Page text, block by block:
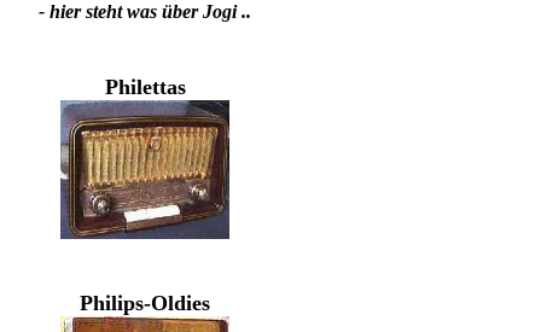
- hier steht was über Jogi ..
Philettas
Philips-Oldies